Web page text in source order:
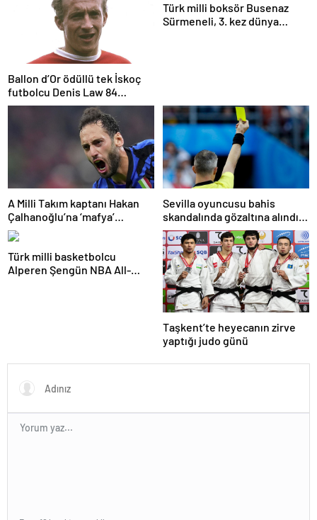
Ballon d’Or ödüllü tek İskoç
futbolcu Denis Law 84
yaşında öldü
Türk milli boksör Busenaz
Sürmeneli, 3. kez dünya
A Milli Takım kaptanı Hakan
Çalhanoğlu’na ‘mafya’
soruşturmasında ceza
Sevilla oyuncusu bahis
skandalında gözaltına alındı:
Son dakikalarda sarı kart
görmüş
Türk milli basketbolcu
Alperen Şengün NBA All-
Taşkent’te heyecanın zirve
yaptığı judo günü